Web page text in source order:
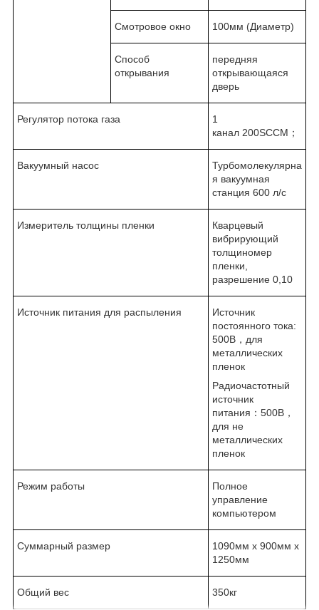
Смотровое окно 100мм (Диаметр)
Способ
открывания
передняя
открывающаяся
дверь
Регулятор потока газа
1
канал 200SCCM；
Вакуумный насос
Турбомолекулярна
я вакуумная
станция 600 л/с
Измеритель толщины пленки
Кварцевый
вибрирующий
толщиномер
пленки,
разрешение 0,10
Источник питания для распыления
Источник
постоянного тока:
500В，для
металлических
пленок
Радиочастотный
источник
питания：500В，
для не
металлических
пленок
Режим работы
Полное
управление
компьютером
Суммарный размер
1090мм x 900мм x
1250мм
Общий вес 350кг